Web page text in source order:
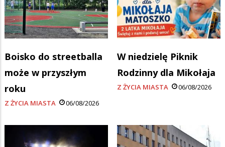
Boisko do streetballa
może w przyszłym
roku
Z ŻYCIA MIASTA 06/08/2026
W niedzielę Piknik
Rodzinny dla Mikołaja
Z ŻYCIA MIASTA 06/08/2026